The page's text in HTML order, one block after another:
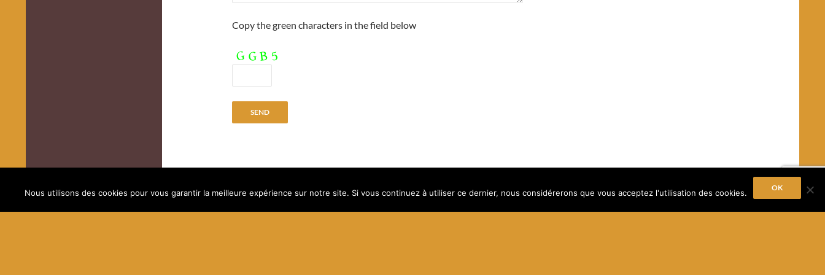
Copy the green characters in the field below
Nous utilisons des cookies pour vous garantir la meilleure expérience sur notre site. Si vous continuez à utiliser ce dernier, nous considérerons que vous acceptez l'utilisation des cookies.
OK